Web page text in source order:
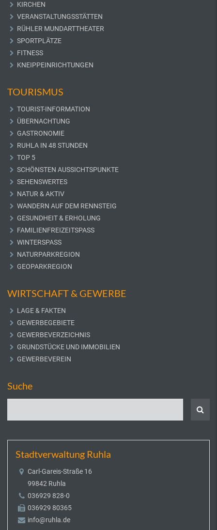
KIRCHEN
VERANSTALTUNGSSTÄTTEN
RÜHLER MUNDARTTHEATER
SPORTPLÄTZE
FITNESS
KNEIPPEINRICHTUNGEN
TOURISMUS
TOURIST-INFORMATION
ÜBERNACHTUNG
GASTRONOMIE
RUHLA IN 48 STUNDEN
TOP 5
SCHÖNSTEN AUSSICHTSPUNKTE
SEHENSWERTES
NATUR & AKTIV
WANDERN AUF DEM RENNSTEIG
GESUNDHEIT & ERHOLUNG
FAMILIENFREIZEITSPASS
WINTERSPASS
NATURPARKREGION
GEOPARKREGION
WIRTSCHAFT & GEWERBE
LAGE & FAKTEN
GEWERBEGEBIETE
GEWERBEVERZEICHNIS
GRUNDSTÜCKE UND IMMOBILIEN
GEWERBEVEREIN
Suche
Stadtverwaltung Ruhla
Carl-Gareis-Straße 16
99842 Ruhla
036929 828-0
036929 80365
info@ruhla.de